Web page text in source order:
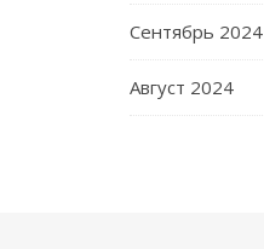
Сентябрь 2024
Август 2024